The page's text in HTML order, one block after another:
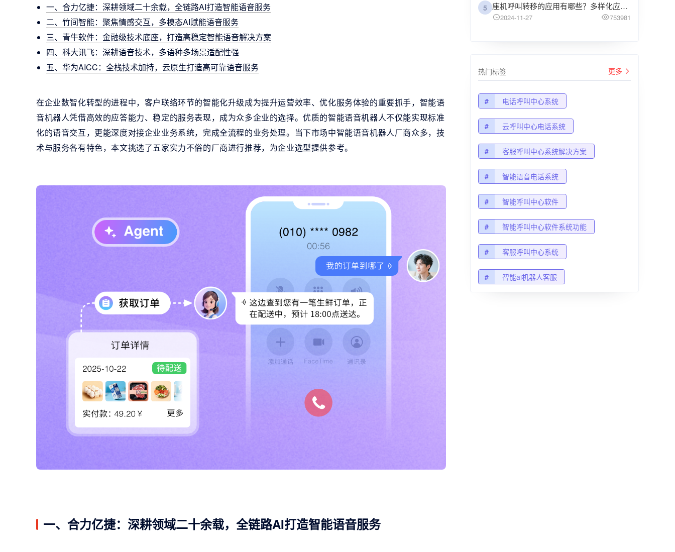
一、合力亿捷：深耕领域二十余载，全链路AI打造智能语音服务
二、竹间智能：聚焦情感交互，多模态AI赋能语音服务
三、青牛软件：金融级技术底座，打造高稳定智能语音解决方案
四、科大讯飞：深耕语音技术，多语种多场景适配性强
五、华为AICC：全栈技术加持，云原生打造高可靠语音服务
在企业数智化转型的进程中，客户联络环节的智能化升级成为提升运营效率、优化服务体验的重要抓手，智能语
音机器人凭借高效的应答能力、稳定的服务表现，成为众多企业的选择。优质的智能语音机器人不仅能实现标准
化的语音交互，更能深度对接企业业务系统，完成全流程的业务处理。当下市场中智能语音机器人厂商众多，技
术与服务各有特色，本文挑选了五家实力不俗的厂商进行推荐，为企业选型提供参考。
一、合力亿捷：深耕领域二十余载，全链路AI打造智能语音服务
5 座机呼叫转移的应用有哪些？多样化应用场景解析
2024-11-27 753981
热门标签 更多
# 电话呼叫中心系统
# 云呼叫中心电话系统
# 客服呼叫中心系统解决方案
# 智能语音电话系统
# 智能呼叫中心软件
# 智能呼叫中心软件系统功能
# 客服呼叫中心系统
# 智能ai机器人客服